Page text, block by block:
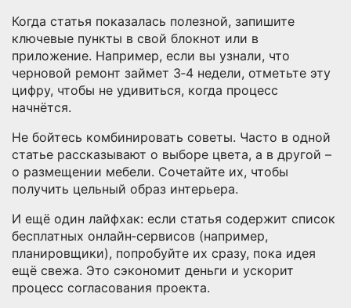
Когда статья показалась полезной, запишите
ключевые пункты в свой блокнот или в
приложение. Например, если вы узнали, что
черновой ремонт займет 3‑4 недели, отметьте эту
цифру, чтобы не удивиться, когда процесс
начнётся.
Не бойтесь комбинировать советы. Часто в одной
статье рассказывают о выборе цвета, а в другой –
о размещении мебели. Сочетайте их, чтобы
получить цельный образ интерьера.
И ещё один лайфхак: если статья содержит список
бесплатных онлайн‑сервисов (например,
планировщики), попробуйте их сразу, пока идея
ещё свежа. Это сэкономит деньги и ускорит
процесс согласования проекта.